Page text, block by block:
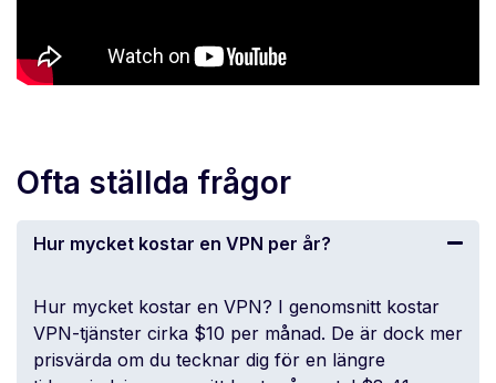
Ofta ställda frågor
Hur mycket kostar en VPN per år?
Hur mycket kostar en VPN? I genomsnitt kostar
VPN-tjänster cirka $10 per månad. De är dock mer
prisvärda om du tecknar dig för en längre